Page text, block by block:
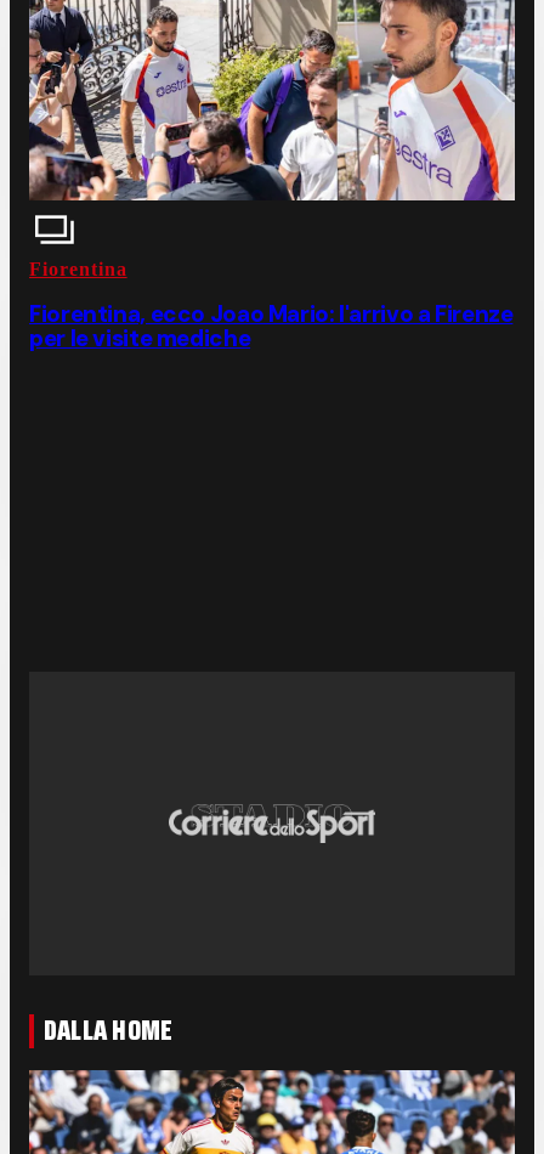
Fiorentina
Fiorentina, ecco Joao Mario: l'arrivo a Firenze
per le visite mediche
DALLA HOME